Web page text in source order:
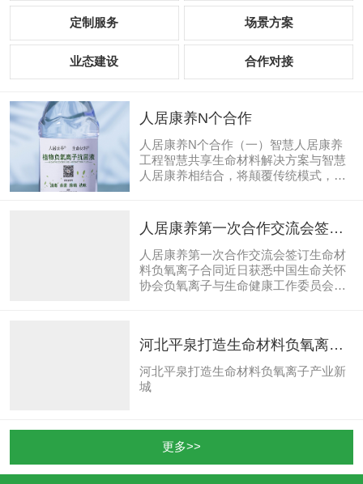
定制服务 场景方案
业态建设 合作对接
人居康养N个合作
人居康养N个合作（一）智慧人居康养
工程智慧共享生命材料解决方案与智慧
人居康养相结合，将颠覆传统模式，打
养、生命能源价值重构、智慧共享、服
务实施，构建完整的生态服务链。智慧
共享生命材料解决方案与智慧人居康
养，将不断迭代优化，在用户侧、产业
园区侧、技术研发侧、设备侧、平台
材料及负氧离子产业在商用和民用市场
人居康养第一次合作交流会签订
生命材料负氧离子合同
人居康养第一次合作交流会签订生命材
料负氧离子合同近日获悉中国生命关怀
协会负氧离子与生命健康工作委员会和
裁杨啸与天津小谷智能网络科技有限公
司总裁马兴广签订生命材料负氧离子产
品销售合同协会氧工委协会氧工委王扬
主任、何超执行主任见证签约协会氧工
伙伴共同出席。与会人员对人居康养
159N计划提出建议和意见并表示将结
河北平泉打造生命材料负氧离子
产业新城
河北平泉打造生命材料负氧离子产业新
城
更多>>